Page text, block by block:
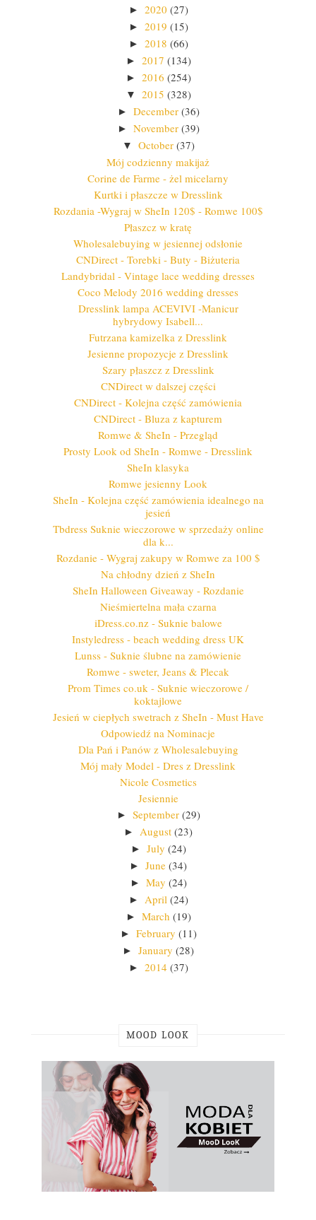
► 2020 (27)
► 2019 (15)
► 2018 (66)
► 2017 (134)
► 2016 (254)
▼ 2015 (328)
► December (36)
► November (39)
▼ October (37)
Mój codzienny makijaż
Corine de Farme - żel micelarny
Kurtki i płaszcze w Dresslink
Rozdania -Wygraj w SheIn 120$ - Romwe 100$
Płaszcz w kratę
Wholesalebuying w jesiennej odsłonie
CNDirect - Torebki - Buty - Biżuteria
Landybridal - Vintage lace wedding dresses
Coco Melody 2016 wedding dresses
Dresslink lampa ACEVIVI -Manicur
hybrydowy Isabell...
Futrzana kamizelka z Dresslink
Jesienne propozycje z Dresslink
Szary płaszcz z Dresslink
CNDirect w dalszej części
CNDirect - Kolejna część zamówienia
CNDirect - Bluza z kapturem
Romwe & SheIn - Przegląd
Prosty Look od SheIn - Romwe - Dresslink
SheIn klasyka
Romwe jesienny Look
SheIn - Kolejna część zamówienia idealnego na
jesień
Tbdress Suknie wieczorowe w sprzedaży online
dla k...
Rozdanie - Wygraj zakupy w Romwe za 100 $
Na chłodny dzień z SheIn
SheIn Halloween Giveaway - Rozdanie
Nieśmiertelna mała czarna
iDress.co.nz - Suknie balowe
Instyledress - beach wedding dress UK
Lunss - Suknie ślubne na zamówienie
Romwe - sweter, Jeans & Plecak
Prom Times co.uk - Suknie wieczorowe /
koktajlowe
Jesień w ciepłych swetrach z SheIn - Must Have
Odpowiedź na Nominacje
Dla Pań i Panów z Wholesalebuying
Mój mały Model - Dres z Dresslink
Nicole Cosmetics
Jesiennie
► September (29)
► August (23)
► July (24)
► June (34)
► May (24)
► April (24)
► March (19)
► February (11)
► January (28)
► 2014 (37)
MOOD LOOK